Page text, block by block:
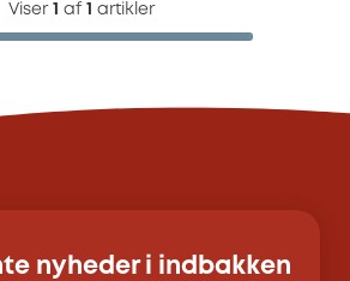
Viser 1 af 1 artikler
nyheder i indbakken